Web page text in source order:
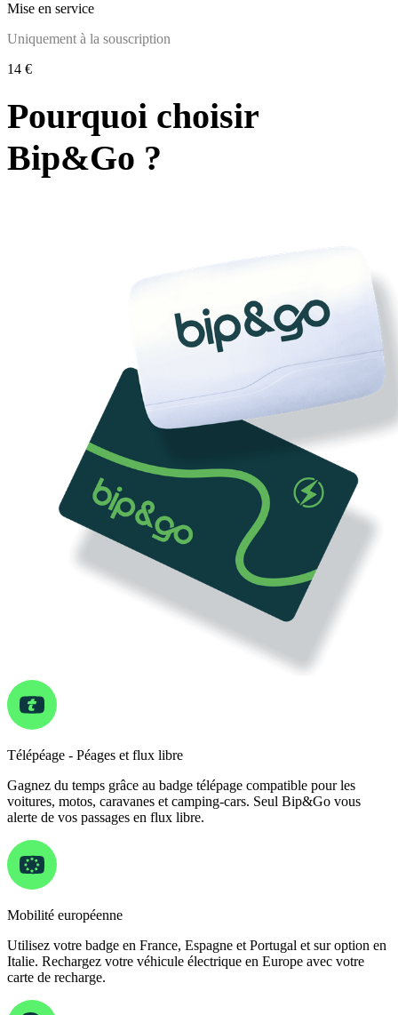
Mise en service
Uniquement à la souscription
14 €
Pourquoi choisir
Bip&Go ?
Télépéage - Péages et flux libre
Gagnez du temps grâce au badge télépage compatible pour les
voitures, motos, caravanes et camping-cars. Seul Bip&Go vous
alerte de vos passages en flux libre.
Mobilité européenne
Utilisez votre badge en France, Espagne et Portugal et sur option en
Italie. Rechargez votre véhicule électrique en Europe avec votre
carte de recharge.